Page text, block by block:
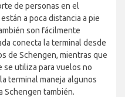
de personas en el
a poca distancia a pie
son fácilmente
conecta la terminal desde
de Schengen, mientras que
se utiliza para vuelos no
terminal maneja algunos
Schengen también.